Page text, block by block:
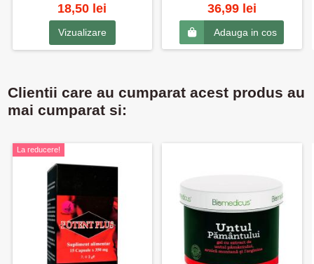
18,50 lei
Vizualizare
36,99 lei
Adauga in cos
Clientii care au cumparat acest produs au
mai cumparat si:
La reducere!